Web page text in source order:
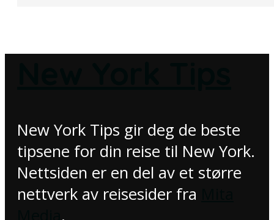
New York Tips gir deg de beste
tipsene for din reise til New York.
Nettsiden er en del av et større
nettverk av reisesider fra
.